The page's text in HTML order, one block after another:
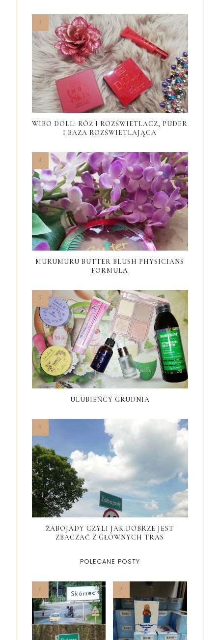
WIBO DOLL: RÓŻ I ROZŚWIETLACZ, PUDER
I BAZA ROZŚWIETLAJĄCA
MURUMURU BUTTER BLUSH PHYSICIANS
FORMULA
ULUBIEŃCY GRUDNIA
ŻABOJADY CZYLI JAK DOBRZE JEST
ZBACZAĆ Z GŁÓWNYCH TRAS
POLECANE POSTY